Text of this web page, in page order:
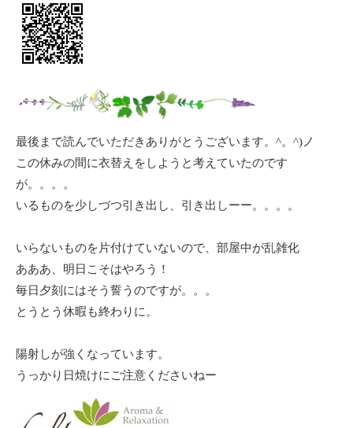
最後まで読んでいただきありがとうございます。^。^)ノ
この休みの間に衣替えをしようと考えていたのです
が。。。。
いるものを少しづつ引き出し、引き出しーー。。。。
いらないものを片付けていないので、部屋中が乱雑化
あああ、明日こそはやろう！
毎日夕刻にはそう誓うのですが。。。
とうとう休暇も終わりに。
陽射しが強くなっています。
うっかり日焼けにご注意くださいねー